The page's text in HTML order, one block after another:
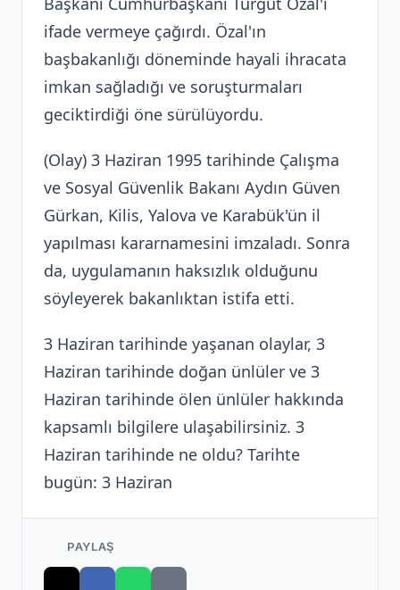
ifade vermeye çağırdı. Özal'ın
başbakanlığı döneminde hayali ihracata
imkan sağladığı ve soruşturmaları
geciktirdiği öne sürülüyordu.
(Olay) 3 Haziran 1995 tarihinde Çalışma
ve Sosyal Güvenlik Bakanı Aydın Güven
Gürkan, Kilis, Yalova ve Karabük'ün il
yapılması kararnamesini imzaladı. Sonra
da, uygulamanın haksızlık olduğunu
söyleyerek bakanlıktan istifa etti.
3 Haziran tarihinde yaşanan olaylar, 3
Haziran tarihinde doğan ünlüler ve 3
Haziran tarihinde ölen ünlüler hakkında
kapsamlı bilgilere ulaşabilirsiniz. 3
Haziran tarihinde ne oldu? Tarihte
bugün: 3 Haziran
PAYLAŞ